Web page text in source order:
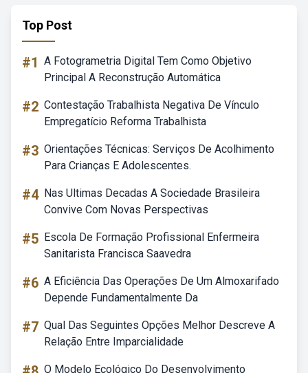
Top Post
#1 A Fotogrametria Digital Tem Como Objetivo
Principal A Reconstrução Automática
#2 Contestação Trabalhista Negativa De Vínculo
Empregatício Reforma Trabalhista
#3 Orientações Técnicas: Serviços De Acolhimento
Para Crianças E Adolescentes.
#4 Nas Ultimas Decadas A Sociedade Brasileira
Convive Com Novas Perspectivas
#5 Escola De Formação Profissional Enfermeira
Sanitarista Francisca Saavedra
#6 A Eficiência Das Operações De Um Almoxarifado
Depende Fundamentalmente Da
#7 Qual Das Seguintes Opções Melhor Descreve A
Relação Entre Imparcialidade
O Modelo Ecológico Do Desenvolvimento